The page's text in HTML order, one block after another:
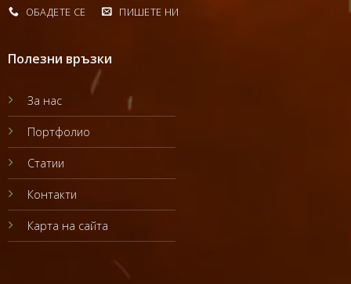
ОБАДЕТЕ СЕ ПИШЕТЕ НИ
Полезни връзки
За нас
Портфолио
Статии
Контакти
Карта на сайта